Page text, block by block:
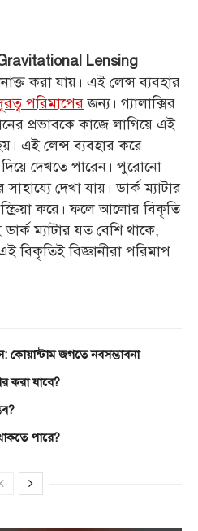
Lensing
করা যায়। এই লেন্স ব্যবহার
পরিমাপেরজন্য। গ্যালাক্সির
প্রভাবকে কাজে লাগিয়ে এই
এই লেন্স ব্যবহার করে
দিয়ে দেখতে পারেন। পুরোনো
দেখা যায়। ডার্ক ম্যাটার
করে। ফলে আলোর বিকৃতি
ম্যাটার যত বেশি থাকে,
বিজ্ঞানীরা পরিমাপ
কোয়ান্টাম জগতে নবসম্ভাবনা
করা যাবে?
পারে?